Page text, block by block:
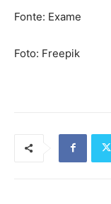
Fonte: Exame
Foto: Freepik